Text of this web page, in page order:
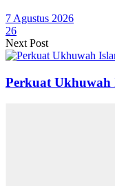
7 Agustus 2026
26
Next Post
Perkuat Ukhuwah